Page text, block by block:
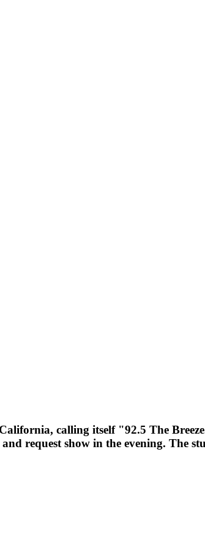
calling itself "92.5 The
request show in the evening. The